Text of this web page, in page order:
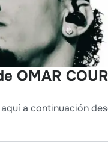
OMAR
a continuación